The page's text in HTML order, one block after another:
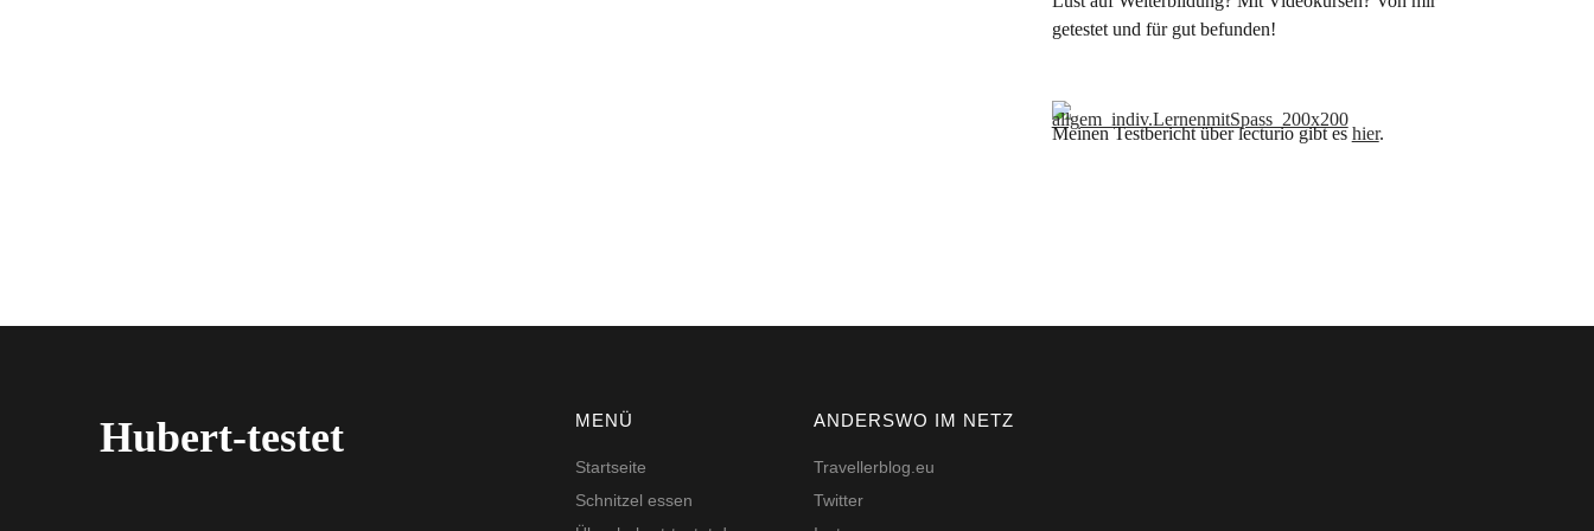
getestet und für gut befunden!
Meinen Testbericht über lecturio gibt eshier.
Hubert-testet MENÜ
Startseite
Schnitzel essen
ANDERSWO IM NETZ
Travellerblog.eu
Twitter